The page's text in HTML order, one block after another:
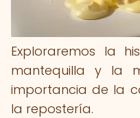
Exploraremos la
mantequilla y la
importancia de la
la repostería.